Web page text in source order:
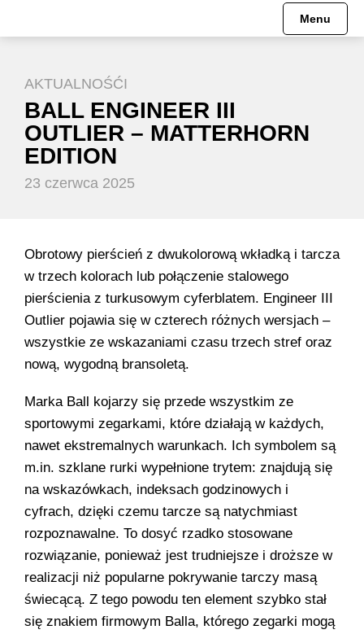
Menu
AKTUALNOŚĆI
BALL ENGINEER III
OUTLIER – MATTERHORN
EDITION
23 czerwca 2025
Obrotowy pierścień z dwukolorową wkładką i tarcza
w trzech kolorach lub połączenie stalowego
pierścienia z turkusowym cyferblatem. Engineer III
Outlier pojawia się w czterech różnych wersjach –
wszystkie ze wskazaniami czasu trzech stref oraz
nową, wygodną bransoletą.
Marka Ball kojarzy się przede wszystkim ze
sportowymi zegarkami, które działają w każdych,
nawet ekstremalnych warunkach. Ich symbolem są
m.in. szklane rurki wypełnione trytem: znajdują się
na wskazówkach, indeksach godzinowych i
cyfrach, dzięki czemu tarcze są natychmiast
rozpoznawalne. To dosyć rzadko stosowane
rozwiązanie, ponieważ jest trudniejsze i droższe w
realizacji niż popularne pokrywanie tarczy masą
świecącą. Z tego powodu ten element szybko stał
się znakiem firmowym Balla, którego zegarki mogą
Engineer II
Engineer III
Engineer M
Fireman
Oficjalne Zegarki Kolejowe
Roadmaster
Trainmaster
Engineer Hydrocarbon
Engineer M
Engineer II
Engineer III
Trainmaster
Fireman
Roadmaster
Oficjalne Zegarki Kolejowe
MISJA
MUZEUM